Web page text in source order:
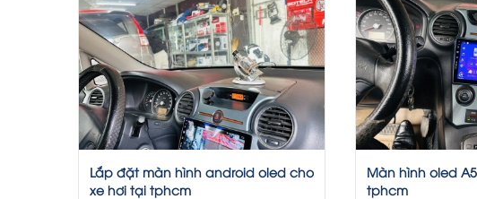
Lắp đặt màn hình android oled cho
xe hơi tại tphcm
Màn hình oled
tphcm